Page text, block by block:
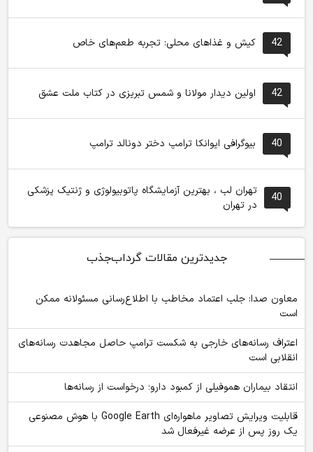
42 کیش و غذاهای محلی: تجربه طعم‌های خاص
42 اولین دیدار مولانا و شمس تبریزی در کتاب ملت عشق
40 بیوگرافی ایوانکا ترامپ دختر دونالد ترامپ
40
تهران لب ، بهترین آزمایشگاه پاتوبیولوژی و ژنتیک پزشکی
در تهران
جدیدترین مقالات گرداب‌جذب
معاون صدا: جلب اعتماد مخاطب با اطلاع‌رسانی مسئولانه ممکن
است
اعتراف رسانه‌های خارجی به شکست ترامپ حاصل مجاهدت رسانه‌های
انقلابی است
انتقاد بیماران هموفیلی از کمبود دارو؛ درخواست از رسانه‌ها
قابلیت ویرایش تصاویر ماهواره‌ای Google Earth با هوش مصنوعی
یک روز پس از عرضه غیرفعال شد